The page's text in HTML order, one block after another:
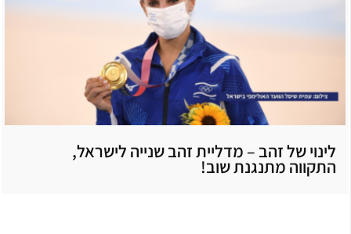
לינוי של זהב – מדליית זהב שנייה לישראל,
התקווה מתנגנת שוב!